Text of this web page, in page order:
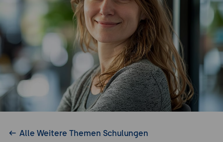
Alle Weitere Themen Schulungen